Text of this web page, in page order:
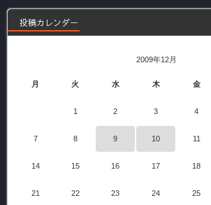
投稿カレンダー
2009年12月
月 火 水 木 金
1 2 3 4
7 8 9 10 11
14 15 16 17 18
21 22 23 24 25